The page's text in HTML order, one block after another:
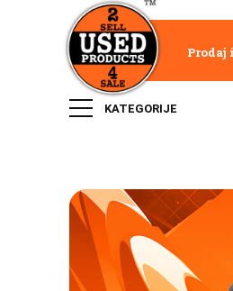
Prodaj
KATEGORIJE